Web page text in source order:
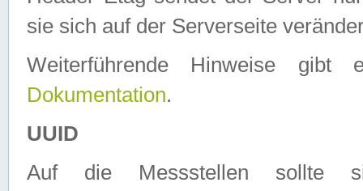
sie sich auf der Serverseite
Weiterführende Hinweise
Dokumentation.
UUID
Auf die Messstellen sollte